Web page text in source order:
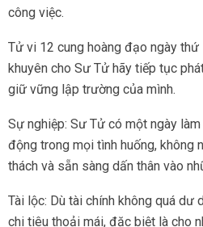
công việc.
Tử vi 12 cung hoàng đạo ngày
khuyên cho Sư Tử hãy tiếp tục
giữ vững lập trường của mình.
Sự nghiệp: Sư Tử có một ngày
động trong mọi tình huống, không
thách và sẵn sàng dấn thân vào
Tài lộc: Dù tài chính không quá
chi tiêu thoải mái, đặc biệt là cho